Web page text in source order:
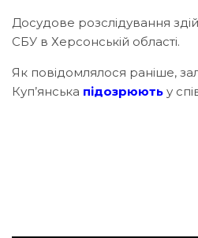
Досудове розслідування
СБУ в Херсонській області.
Як повідомлялося раніше,
Куп’янська підозрюють у